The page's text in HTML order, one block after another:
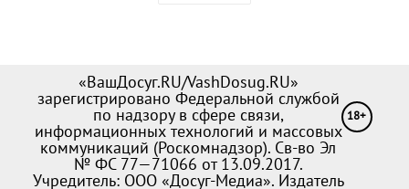
«ВашДосуг.RU/VashDosug.RU»
зарегистрировано Федеральной службой
по надзору в сфере связи,
информационных технологий и массовых
коммуникаций (Роскомнадзор). Св-во Эл
№ ФС 77—71066 от 13.09.2017.
Учредитель: ООО «Досуг-Медиа». Издатель
18+